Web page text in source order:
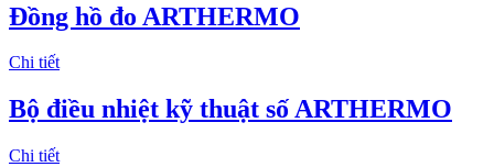
Đồng hồ đo ARTHERMO
Chi tiết
Bộ điều nhiệt kỹ thuật số ARTHERMO
Chi tiết